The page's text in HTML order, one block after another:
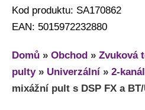
Kod produktu: SA170862
EAN: 5015972232880
Domů » Obchod » Zvuková
pulty» Univerzální » 2-
mixážní pult s DSP FX a